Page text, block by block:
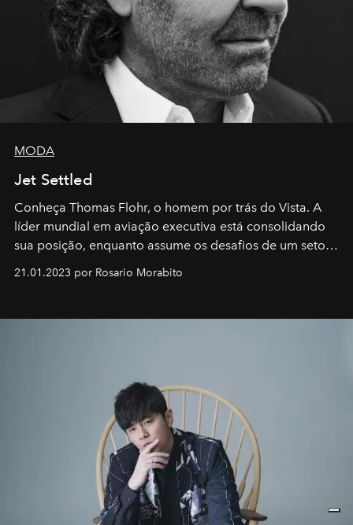
MODA
Jet Settled
Conheça Thomas Flohr, o homem por trás do Vista. A
líder mundial em aviação executiva está consolidando
sua posição, enquanto assume os desafios de um setor
em rápida evolução e redefinindo o conceito de luxo
21.01.2023 por Rosario Morabito